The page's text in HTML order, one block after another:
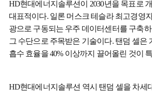
HD현대에너지솔루션이 2030년을 목표로 개
대표적이다. 일론 머스크 테슬라 최고경영
광으로 구동되는 우주 데이터센터를 구축
그 수단으로 주목받은 기술이다. 탠덤 셀은
흡수 효율을 40% 이상까지 끌어올린 것이
HD현대에너지솔루션 역시 탠덤 셀을 차세